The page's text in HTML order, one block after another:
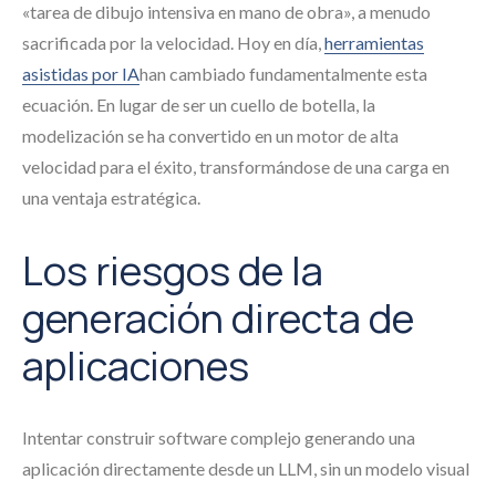
«tarea de dibujo intensiva en mano de obra», a menudo
sacrificada por la velocidad. Hoy en día,herramientas
asistidas por IAhan cambiado fundamentalmente esta
ecuación. En lugar de ser un cuello de botella, la
modelización se ha convertido en un motor de alta
velocidad para el éxito, transformándose de una carga en
una ventaja estratégica.
Los riesgos de la
generación directa de
aplicaciones
Intentar construir software complejo generando una
aplicación directamente desde un LLM, sin un modelo visual